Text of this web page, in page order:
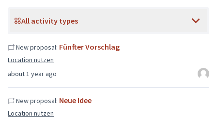
All activity types
about 1 year ago
New proposal: Fünfter Vorschlag
Location nutzen
New proposal: Neue Idee
Location nutzen